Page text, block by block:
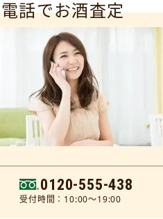
電話でお酒査定
0120-555-438
受付時間：10:00～19:00